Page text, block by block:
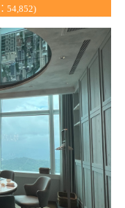
54,852)